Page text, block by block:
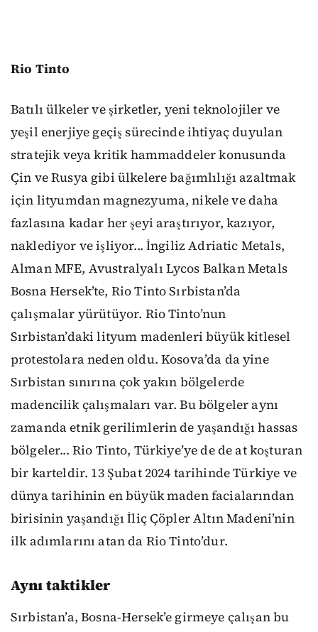
Rio Tinto
Batılı ülkeler ve şirketler, yeni teknolojiler ve
yeşil enerjiye geçiş sürecinde ihtiyaç duyulan
stratejik veya kritik hammaddeler konusunda
Çin ve Rusya gibi ülkelere bağımlılığı azaltmak
için lityumdan magnezyuma, nikele ve daha
fazlasına kadar her şeyi araştırıyor, kazıyor,
naklediyor ve işliyor... İngiliz Adriatic Metals,
Alman MFE, Avustralyalı Lycos Balkan Metals
Bosna Hersek’te, Rio Tinto Sırbistan’da
çalışmalar yürütüyor. Rio Tinto’nun
Sırbistan’daki lityum madenleri büyük kitlesel
protestolara neden oldu. Kosova’da da yine
Sırbistan sınırına çok yakın bölgelerde
madencilik çalışmaları var. Bu bölgeler aynı
zamanda etnik gerilimlerin de yaşandığı hassas
bölgeler... Rio Tinto, Türkiye’ye de de at koşturan
bir karteldir. 13 Şubat 2024 tarihinde Türkiye ve
dünya tarihinin en büyük maden facialarından
birisinin yaşandığı İliç Çöpler Altın Madeni’nin
ilk adımlarını atan da Rio Tinto’dur.
Aynı taktikler
Sırbistan’a, Bosna-Hersek’e girmeye çalışan bu